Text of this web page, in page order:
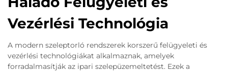
Vezérlési Technológia
A modern szeleptorló rendszerek korszerű felügyeleti és
vezérlési technológiákat alkalmaznak, amelyek
forradalmasítják az ipari szelepüzemeltetést. Ezek a